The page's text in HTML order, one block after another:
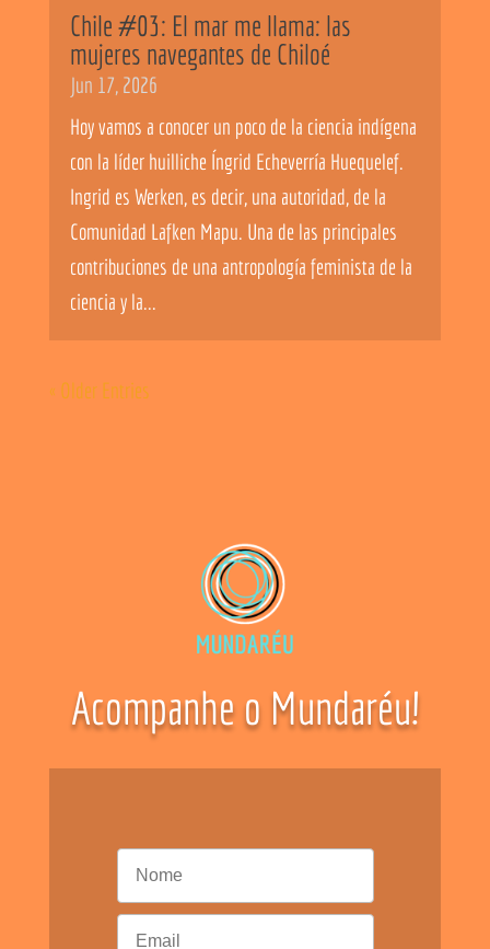
Chile #03: El mar me llama: las
mujeres navegantes de Chiloé
Jun 17, 2026
Hoy vamos a conocer un poco de la ciencia indígena
con la líder huilliche Íngrid Echeverría Huequelef.
Ingrid es Werken, es decir, una autoridad, de la
Comunidad Lafken Mapu. Una de las principales
contribuciones de una antropología feminista de la
ciencia y la...
« Older Entries
Acompanhe o Mundaréu!